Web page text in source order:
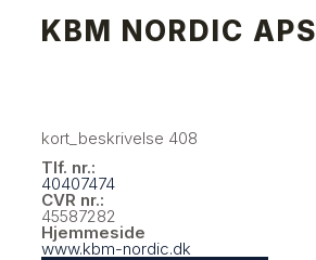
KBM NORDIC APS
kort_beskrivelse 408
Tlf. nr.:
40407474
CVR nr.:
45587282
Hjemmeside
www.kbm-nordic.dk